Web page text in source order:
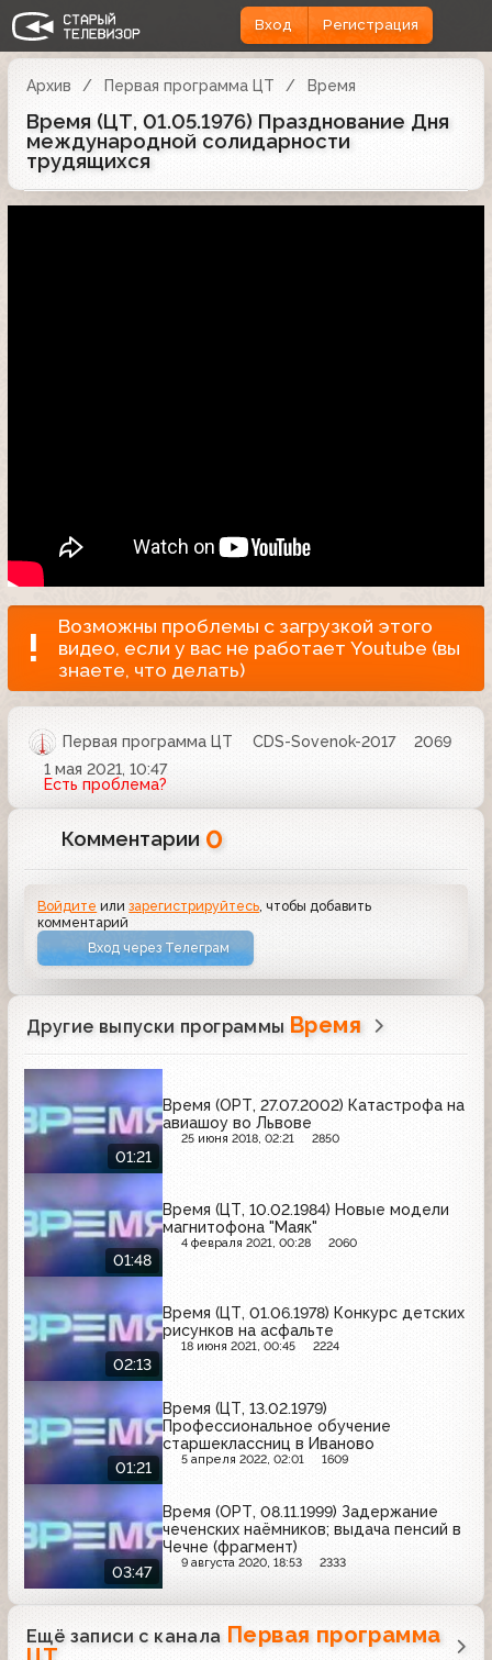
Вход Регистрация
Архив Первая программа ЦТ Время
Время (ЦТ, 01.05.1976) Празднование Дня
международной солидарности
трудящихся
Возможны проблемы с загрузкой этого
видео, если у вас не работает Youtube (вы
знаете, что делать)
Первая программа ЦТ CDS-Sovenok-2017
2069
1 мая 2021, 10:47
Есть проблема?
Комментарии 0
Войдите илизарегистрируйтесь , чтобы добавить
комментарий
Вход через Телеграм
Другие выпуски программы Время
01:21
Время (ОРТ, 27.07.2002) Катастрофа на
авиашоу во Львове
25 июня 2018, 02:21 2850
01:48
Время (ЦТ, 10.02.1984) Новые модели
магнитофона "Маяк"
4 февраля 2021, 00:28 2060
02:13
Время (ЦТ, 01.06.1978) Конкурс детских
рисунков на асфальте
18 июня 2021, 00:45 2224
01:21
Время (ЦТ, 13.02.1979)
Профессиональное обучение
старшеклассниц в Иваново
5 апреля 2022, 02:01 1609
03:47
Время (ОРТ, 08.11.1999) Задержание
чеченских наёмников; выдача пенсий в
Чечне (фрагмент)
9 августа 2020, 18:53 2333
Ещё записи с канала Первая программа